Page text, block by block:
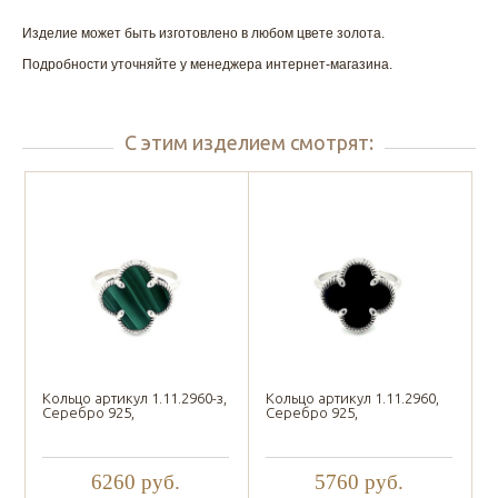
Изделие может быть изготовлено в любом цвете золота.
Подробности уточняйте у менеджера интернет-магазина.
С этим изделием смотрят:
Кольцо артикул 1.11.2960-з,
Серебро 925,
6260 руб.
Кольцо артикул 1.11.2960,
Серебро 925,
5760 руб.